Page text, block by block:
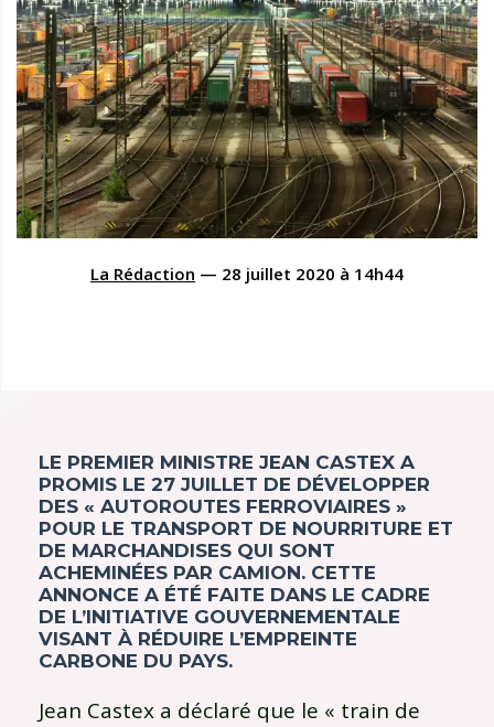
La Rédaction — 28 juillet 2020 à 14h44
LE PREMIER MINISTRE JEAN CASTEX A
PROMIS LE 27 JUILLET DE DÉVELOPPER
DES « AUTOROUTES FERROVIAIRES »
POUR LE TRANSPORT DE NOURRITURE ET
DE MARCHANDISES QUI SONT
ACHEMINÉES PAR CAMION. CETTE
ANNONCE A ÉTÉ FAITE DANS LE CADRE
DE L’INITIATIVE GOUVERNEMENTALE
VISANT À RÉDUIRE L’EMPREINTE
CARBONE DU PAYS.
Jean Castex a déclaré que le « train de